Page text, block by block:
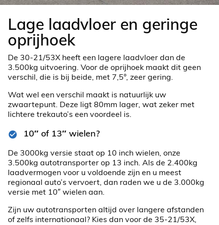
Lage laadvloer en geringe
oprijhoek
De 30-21/53X heeft een lagere laadvloer dan de
3.500kg uitvoering. Voor de oprijhoek maakt dit geen
verschil, die is bij beide, met 7,5°, zeer gering.
Wat wel een verschil maakt is natuurlijk uw
zwaartepunt. Deze ligt 80mm lager, wat zeker met
lichtere trekauto’s een voordeel is.
10″ of 13″ wielen?
De 3000kg versie staat op 10 inch wielen, onze
3.500kg autotransporter op 13 inch. Als de 2.400kg
laadvermogen voor u voldoende zijn en u meest
regionaal auto’s vervoert, dan raden we u de 3.000kg
versie met 10″ wielen aan.
Zijn uw autotransporten altijd over langere afstanden
of zelfs internationaal? Kies dan voor de 35-21/53X,